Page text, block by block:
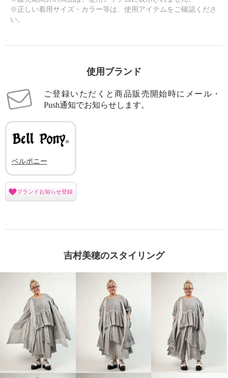
※正しい着用サイズ・カラー等は、使用アイテムをご確認くださ
い。
使用ブランド
ご登録いただくと商品販売開始時にメール・
Push通知でお知らせします。
ベルポニー
ブランドお知らせ登録
吉村美穂のスタイリング